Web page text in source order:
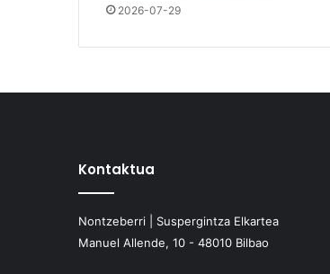
2026-07-29
Kontaktua
Nontzeberri | Suspergintza Elkartea
Manuel Allende, 10 - 48010 Bilbao